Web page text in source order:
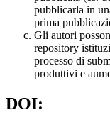
pubblicarla in
prima
Gli autori
repository
processo di
produttivi e
DOI: